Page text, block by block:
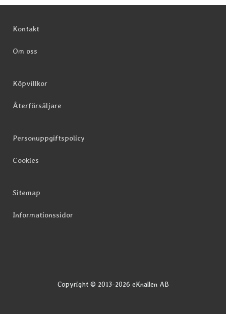
Kontakt
Om oss
Köpvillkor
Återförsäljare
Personuppgiftspolicy
Cookies
Sitemap
Informationssidor
Copyright © 2013-2026 eKnallen AB